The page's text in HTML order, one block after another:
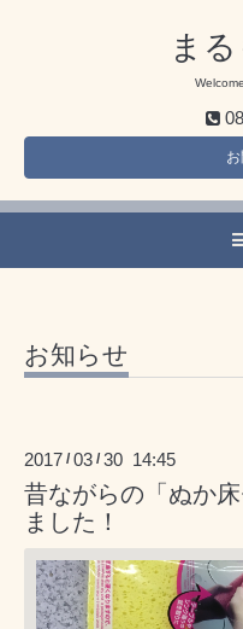
ま
お知らせ
2017 /03 /30 14:45
昔ながらの「ぬか
ました！